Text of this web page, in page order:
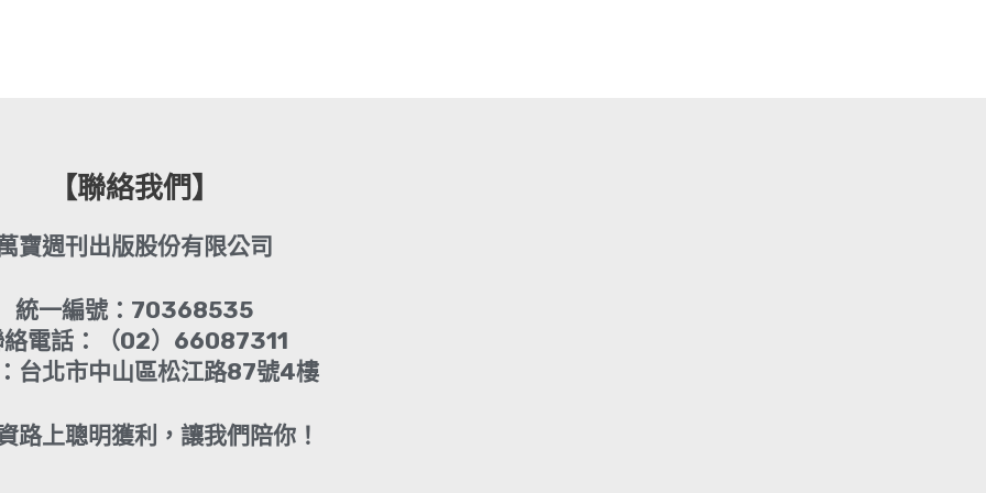
【聯絡我們】
寶週刊出版股份有限公司
統一編號：70368535
絡電話：（02）66087311
台北市中山區松江路87號4樓
路上聰明獲利，讓我們陪你！